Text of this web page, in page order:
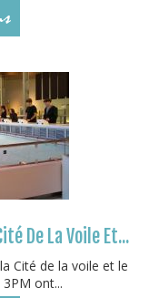
De La Voile Et...
Cité de la voile et le
ont...